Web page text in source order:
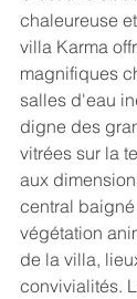
chaleureuse
villa Karma
magnifiques
salles d'eau
digne des
vitrées sur la
aux
central
végétation
de la villa,
convivialités.